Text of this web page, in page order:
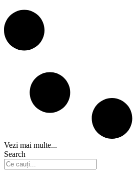
Vezi mai multe...
Search